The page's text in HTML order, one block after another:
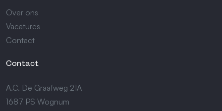
Over ons
Vacatures
Contact
Contact
A.C. De Graafweg 21A
1687 PS Wognum